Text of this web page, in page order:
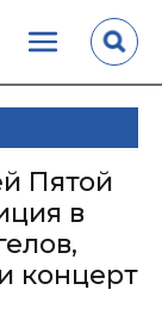
Пятой
в
концерт